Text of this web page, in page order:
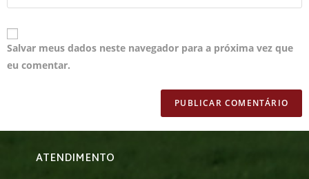
Salvar meus dados neste navegador para a próxima vez que
eu comentar.
ATENDIMENTO